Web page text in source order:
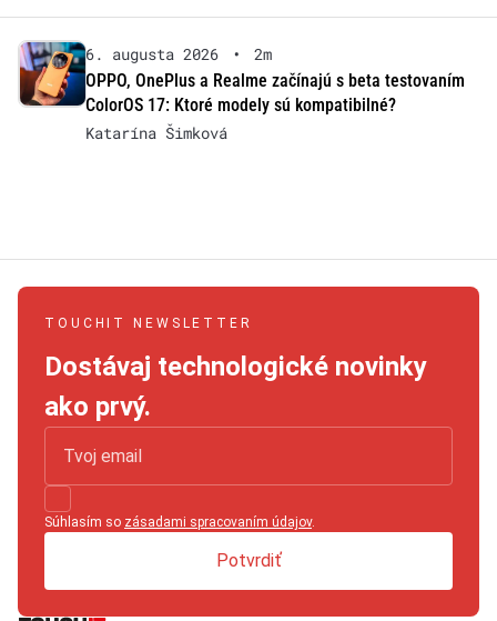
6. augusta 2026 •
2m
OPPO, OnePlus a Realme začínajú s beta testovaním
ColorOS 17: Ktoré modely sú kompatibilné?
Katarína Šimková
TOUCHIT NEWSLETTER
Dostávaj technologické novinky
ako prvý.
Súhlasím so zásadami spracovaním údajov.
Potvrdiť